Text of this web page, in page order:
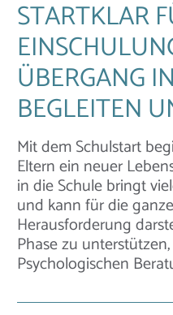
STARTKLAR
ÜBERGANG
BEGLEITEN
Mit dem Schulstart
Eltern ein neuer
in die Schule bringt
und kann für die
Herausforderung
Phase zu
Psychologischen